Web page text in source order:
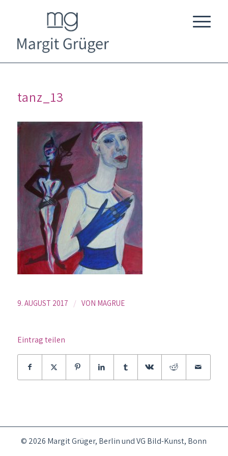
tanz_13
9. AUGUST 2017 / VON MAGRUE
Eintrag teilen
© 2026 Margit Grüger, Berlin und VG Bild-Kunst, Bonn